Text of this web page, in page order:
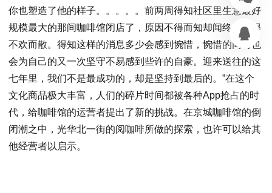
你也塑造了他的样子。。。。。前两周得知社区里生意最好
规模最大的那间咖啡馆闭店了，原因不得而知却闻终究闹得
不欢而散。得知这样的消息多少会感到惋惜，惋惜的同时也
会为自己的又一次坚守不易感到些许的自豪。迎来送往的这
七年里，我们不是最成功的，却是坚持到最后的。”在这个
文化商品极大丰富，人们的碎片时间都被各种App抢占的时
代，给咖啡馆的运营者提出了新的挑战。在京城咖啡馆的倒
闭潮之中，光华北一街的阅咖啡所做的探索，也许可以给其
他经营者以启示。